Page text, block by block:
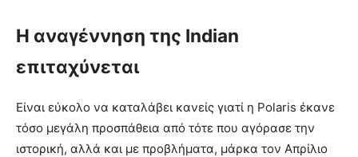
Η αναγέννηση της Indian
επιταχύνεται
Είναι εύκολο να καταλάβει κανείς γιατί η Polaris έκανε
τόσο μεγάλη προσπάθεια από τότε που αγόρασε την
ιστορική, αλλά και με προβλήματα, μάρκα τον Απρίλιο